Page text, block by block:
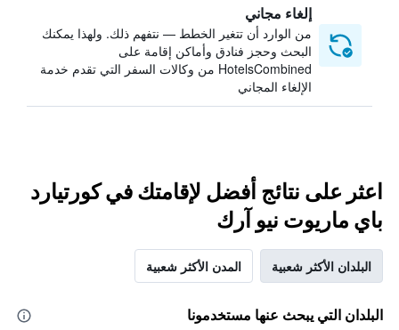
إلغاء مجاني
من الوارد أن تتغير الخطط — نتفهم ذلك. ولهذا يمكنك
البحث وحجز فنادق وأماكن إقامة على
HotelsCombined من وكالات السفر التي تقدم خدمة
الإلغاء المجاني
اعثر على نتائج أفضل لإقامتك في كورتيارد
باي ماريوت نيو آرك
البلدان الأكثر شعبية المدن الأكثر شعبية
البلدان التي يبحث عنها مستخدمونا